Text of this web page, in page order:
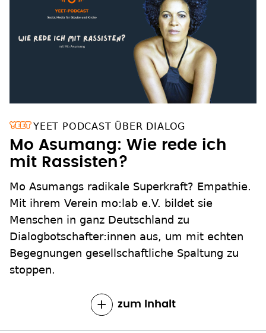
YEET PODCAST ÜBER DIALOG
Mo Asumang: Wie rede ich
mit Rassisten?
Mo Asumangs radikale Superkraft? Empathie.
Mit ihrem Verein mo:lab e.V. bildet sie
Menschen in ganz Deutschland zu
Dialogbotschafter:innen aus, um mit echten
Begegnungen gesellschaftliche Spaltung zu
stoppen.
zum Inhalt